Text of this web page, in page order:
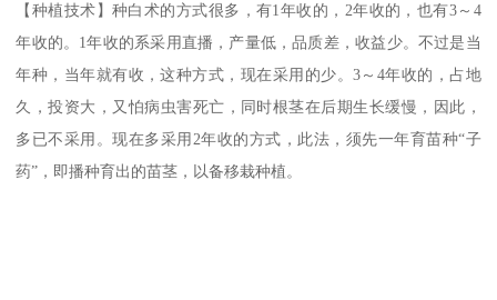
【种植技术】种白术的方式很多，有1年收的，2年收的，也有3～4
年收的。1年收的系采用直播，产量低，品质差，收益少。不过是当
年种，当年就有收，这种方式，现在采用的少。3～4年收的，占地
久，投资大，又怕病虫害死亡，同时根茎在后期生长缓慢，因此，
多已不采用。现在多采用2年收的方式，此法，须先一年育苗种“子
药”，即播种育出的苗茎，以备移栽种植。